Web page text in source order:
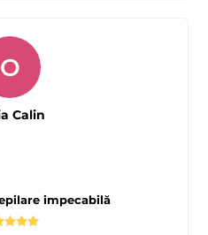
impecabilă
O
Calin